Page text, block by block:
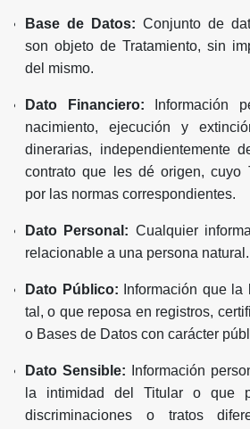
Base de Datos: Conjunto de
son objeto de Tratamiento, sin
del mismo.
Dato Financiero: Información
nacimiento, ejecución y
dinerarias, independientemente
contrato que les dé origen, cuyo
por las normas correspondientes.
Dato Personal: Cualquier
relacionable a una persona natural.
Dato Público: Información que
tal, o que reposa en registros,
o Bases de Datos con carácter
Dato Sensible: Información
la intimidad del Titular o que
discriminaciones o tratos